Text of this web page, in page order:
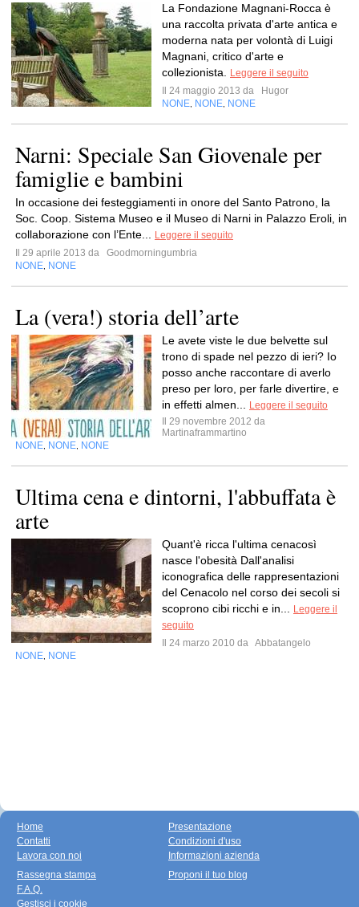
La Fondazione Magnani-Rocca è
una raccolta privata d'arte antica e
moderna nata per volontà di Luigi
Magnani, critico d'arte e
collezionista.
Leggere il seguito
Il 24 maggio 2013 da
Hugor
NONE NONE NONE
Narni: Speciale San Giovenale per
famiglie e bambini
In occasione dei festeggiamenti in onore del Santo Patrono, la
Soc. Coop. Sistema Museo e il Museo di Narni in Palazzo Eroli, in
collaborazione con l’Ente...
Leggere il seguito
Il 29 aprile 2013 da
Goodmorningumbria
NONE NONE
La (vera!) storia dell’arte
Le avete viste le due belvette sul
trono di spade nel pezzo di ieri? Io
posso anche raccontare di averlo
preso per loro, per farle divertire, e
in effetti almen...
Leggere il seguito
Il 29 novembre 2012 da
Martinaframmartino
NONE NONE NONE
Ultima cena e dintorni, l'abbuffata è
arte
Quant'è ricca l'ultima cenacosì
nasce l'obesità Dall'analisi
iconografica delle rappresentazioni
del Cenacolo nel corso dei secoli si
scoprono cibi ricchi e in...
Leggere il
seguito
Il 24 marzo 2010 da Abbatangelo
NONE NONE
Home
Contatti
Lavora con noi
Presentazione
Condizioni d'uso
Informazioni azienda
Rassegna stampa
F.A.Q.
Gestisci i cookie
Proponi il tuo blog